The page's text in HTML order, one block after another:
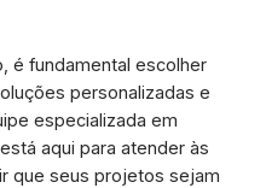
é fundamental escolher
personalizadas e
especializada em
aqui para atender às
que seus projetos sejam